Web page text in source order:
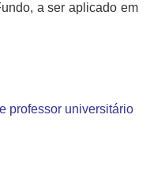
a ser aplicado em
professor universitário